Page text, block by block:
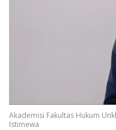
Akademisi Fakultas Hukum
Istimewa